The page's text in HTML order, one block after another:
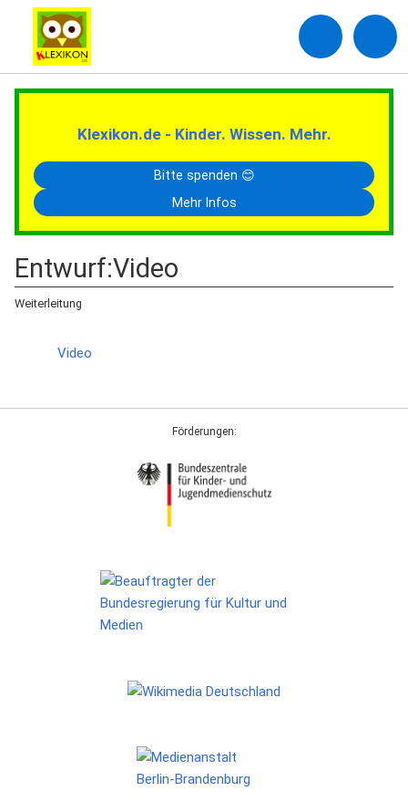
Klexikon.de - Kinder. Wissen. Mehr.
Bitte spenden 😊
Mehr Infos
Entwurf:Video
Weiterleitung
Video
Förderungen: